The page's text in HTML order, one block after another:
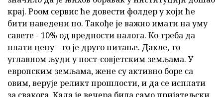
крај. Роом сервис ће довести фолдер у који ће
бити наведени по. Такође је важно имати на уму
савете - 10% од вредности налога. Ко треба да
плати цену - то је друго питање. Дакле, то
углавном људи у пост-совјетским земљама. У
европским земљама, жене су активно боре са
овим, верује реликт прошлости, и да се исплати